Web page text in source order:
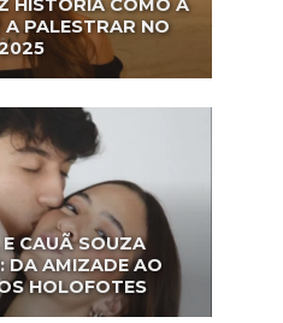
HISTÓRIA COMO A
A PALESTRAR NO
CAUÃ SOUZA
DA AMIZADE AO
HOLOFOTES